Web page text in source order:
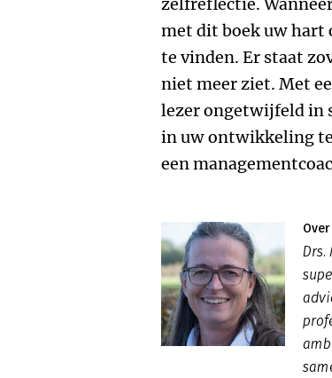
met dit boek uw hart
te vinden. Er staat
niet meer ziet. Met
lezer ongetwijfeld in
in uw ontwikkeling
een
Drs.